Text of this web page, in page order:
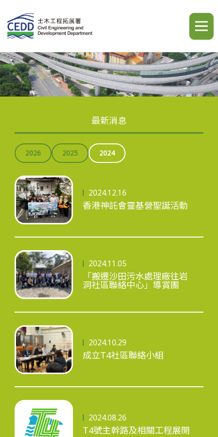
繁 简 ENG A A A
簡介
最新消息
工程進度
環境事宜
社區協作
最新消息
2026 2025 2024
2024.12.16
香港神託會靈基營聖誕活動
2024.11.05
「搬遷沙田污水處理廠往岩
洞社區聯絡中心」導賞團
2024.10.29
成立T4社區聯絡小組
2024.08.26
T4號主幹路及相關工程展開